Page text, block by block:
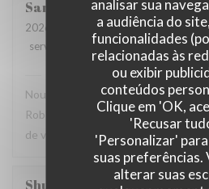
analisar sua
a audiência do
funcionalidades
relacionadas às
ou exibir
conteúdos
Clique em 'OK,
'Recusar
'Personalizar'
suas preferências.
alterar suas
Sam
2026-07-17
- 17:45 - guests 2
service
ambience: 5/5 menu : 5/
Robert et Louisehas
Nous sommes ravis que vous ayez
Robert et Louise, que nous serons
de votre prochain passage.
Shunkuei